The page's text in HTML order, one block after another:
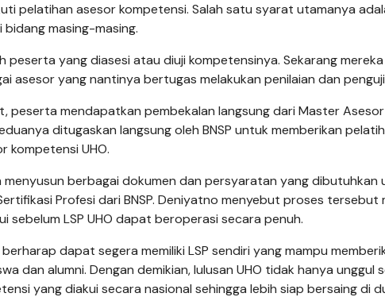
pelatihan asesor kompetensi. Salah satu syarat utamanya
masing-masing.
peserta yang diasesi atau diuji kompetensinya. Sekarang
asesor yang nantinya bertugas melakukan penilaian dan
peserta mendapatkan pembekalan langsung dari Master Asesor
ditugaskan langsung oleh BNSP untuk memberikan
kompetensi UHO.
menyusun berbagai dokumen dan persyaratan yang dibutuhkan
Profesi dari BNSP. Deniyatno menyebut proses tersebut
sebelum LSP UHO dapat beroperasi secara penuh.
berharap dapat segera memiliki LSP sendiri yang mampu
dan alumni. Dengan demikian, lulusan UHO tidak hanya unggul
yang diakui secara nasional sehingga lebih siap bersaing di